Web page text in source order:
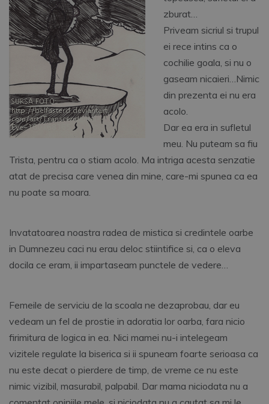
zburat…
Priveam sicriul si trupul
ei rece intins ca o
cochilie goala, si nu o
gaseam nicaieri…Nimic
din prezenta ei nu era
acolo.
Dar ea era in sufletul
meu. Nu puteam sa fiu
Trista, pentru ca o stiam acolo. Ma intriga acesta senzatie
atat de precisa care venea din mine, care-mi spunea ca ea
nu poate sa moara.
Invatatoarea noastra radea de mistica si credintele oarbe
in Dumnezeu caci nu erau deloc stiintifice si, ca o eleva
docila ce eram, ii impartaseam punctele de vedere…
Femeile de serviciu de la scoala ne dezaprobau, dar eu
vedeam un fel de prostie in adoratia lor oarba, fara nicio
firimitura de logica in ea. Nici mamei nu-i intelegeam
vizitele regulate la biserica si ii spuneam foarte serioasa ca
nu este decat o pierdere de timp, de vreme ce nu este
nimic vizibil, masurabil, palpabil. Dar mama niciodata nu a